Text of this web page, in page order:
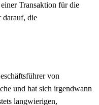
Transaktion für die
darauf, die
von
und hat sich irgendwann
langwierigen,